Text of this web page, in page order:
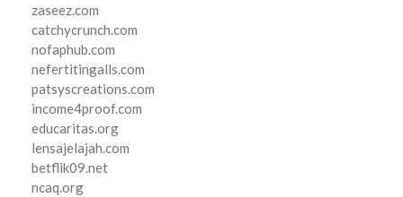
zaseez.com
catchycrunch.com
nofaphub.com
nefertitingalls.com
patsyscreations.com
income4proof.com
educaritas.org
lensajelajah.com
betflik09.net
ncaq.org